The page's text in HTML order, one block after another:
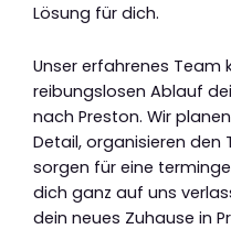
Lösung für dich.
Unser erfahrenes Team
reibungslosen Ablauf
nach Preston. Wir
Detail, organisieren den
sorgen für eine
dich ganz auf uns
dein neues Zuhause in